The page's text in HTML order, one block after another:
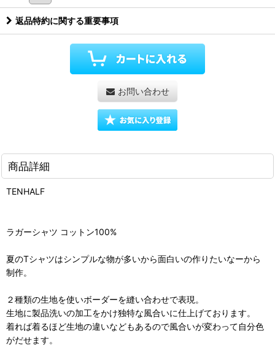
返品特約に関する重要事項
お問い合わせ
商品詳細
TENHALF
ラガーシャツ コットン100%
夏のTシャツはシンプルな物が多いから面白いの作りたいなーから
制作。
２種類の生地を使いボーダーを縫い合わせで表現。
生地に製品洗いの加工をかけ独特な風合いに仕上げております。
着れば着るほど生地の違いなどもあるので風合いが変わって自分色
がだせます。